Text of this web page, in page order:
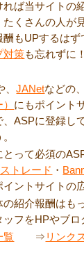
れば当サイトの
たくさんの人が
酬もUPするは
対策も忘れずに！
、JANetなどの
にもポイント
、ASPに登録し
とって必須の
トレード ・
ントサイトの
の紹介報酬はも
フをHPやブロ
覧 ⇒ リンク